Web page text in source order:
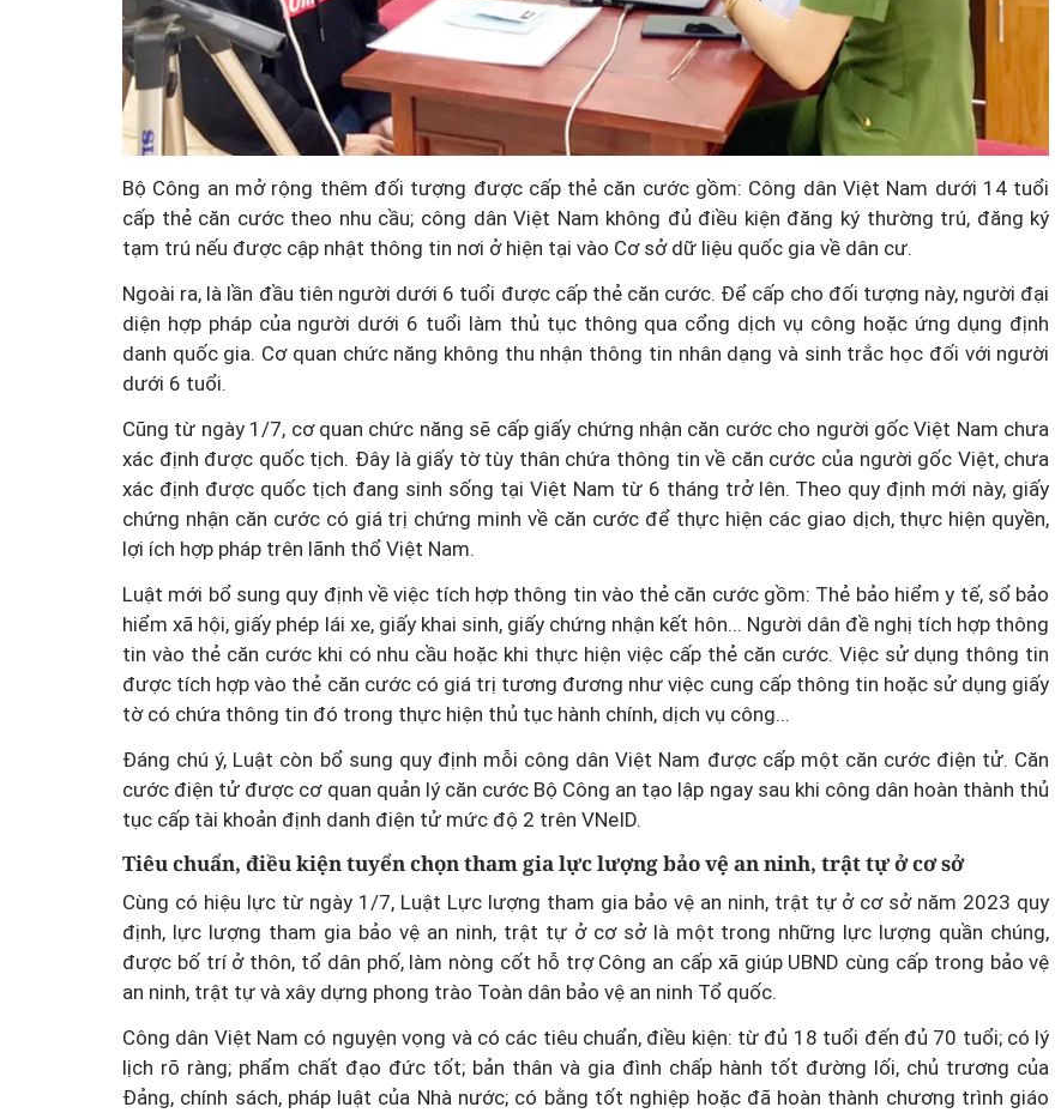
Bộ Công an mở rộng thêm đối tượng được cấp thẻ căn cước gồm: Công dân Việt Nam dưới 14 tuổi
cấp thẻ căn cước theo nhu cầu; công dân Việt Nam không đủ điều kiện đăng ký thường trú, đăng ký
tạm trú nếu được cập nhật thông tin nơi ở hiện tại vào Cơ sở dữ liệu quốc gia về dân cư.
Ngoài ra, là lần đầu tiên người dưới 6 tuổi được cấp thẻ căn cước. Để cấp cho đối tượng này, người đại
diện hợp pháp của người dưới 6 tuổi làm thủ tục thông qua cổng dịch vụ công hoặc ứng dụng định
danh quốc gia. Cơ quan chức năng không thu nhận thông tin nhân dạng và sinh trắc học đối với người
dưới 6 tuổi.
Cũng từ ngày 1/7, cơ quan chức năng sẽ cấp giấy chứng nhận căn cước cho người gốc Việt Nam chưa
xác định được quốc tịch. Đây là giấy tờ tùy thân chứa thông tin về căn cước của người gốc Việt, chưa
xác định được quốc tịch đang sinh sống tại Việt Nam từ 6 tháng trở lên. Theo quy định mới này, giấy
chứng nhận căn cước có giá trị chứng minh về căn cước để thực hiện các giao dịch, thực hiện quyền,
lợi ích hợp pháp trên lãnh thổ Việt Nam.
Luật mới bổ sung quy định về việc tích hợp thông tin vào thẻ căn cước gồm: Thẻ bảo hiểm y tế, sổ bảo
hiểm xã hội, giấy phép lái xe, giấy khai sinh, giấy chứng nhận kết hôn... Người dân đề nghị tích hợp thông
tin vào thẻ căn cước khi có nhu cầu hoặc khi thực hiện việc cấp thẻ căn cước. Việc sử dụng thông tin
được tích hợp vào thẻ căn cước có giá trị tương đương như việc cung cấp thông tin hoặc sử dụng giấy
tờ có chứa thông tin đó trong thực hiện thủ tục hành chính, dịch vụ công...
Đáng chú ý, Luật còn bổ sung quy định mỗi công dân Việt Nam được cấp một căn cước điện tử. Căn
cước điện tử được cơ quan quản lý căn cước Bộ Công an tạo lập ngay sau khi công dân hoàn thành thủ
tục cấp tài khoản định danh điện tử mức độ 2 trên VNeID.
Tiêu chuẩn, điều kiện tuyển chọn tham gia lực lượng bảo vệ an ninh, trật tự ở cơ sở
Cùng có hiệu lực từ ngày 1/7, Luật Lực lượng tham gia bảo vệ an ninh, trật tự ở cơ sở năm 2023 quy
định, lực lượng tham gia bảo vệ an ninh, trật tự ở cơ sở là một trong những lực lượng quần chúng,
được bố trí ở thôn, tổ dân phố, làm nòng cốt hỗ trợ Công an cấp xã giúp UBND cùng cấp trong bảo vệ
an ninh, trật tự và xây dựng phong trào Toàn dân bảo vệ an ninh Tổ quốc.
Công dân Việt Nam có nguyện vọng và có các tiêu chuẩn, điều kiện: từ đủ 18 tuổi đến đủ 70 tuổi; có lý
lịch rõ ràng; phẩm chất đạo đức tốt; bản thân và gia đình chấp hành tốt đường lối, chủ trương của
Đảng, chính sách, pháp luật của Nhà nước; có bằng tốt nghiệp hoặc đã hoàn thành chương trình giáo
lệnh cấm
Những người Kể sử: Huyền thoại
"đòn gánh đánh tây" một thời
hoa lửa
Dịch vụ công ngày càng gần dân